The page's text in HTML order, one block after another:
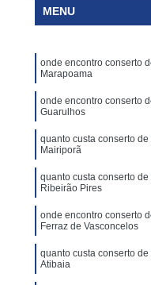
MENU
onde encontro conserto
Marapoama
onde encontro conserto
Guarulhos
quanto custa conserto
Mairiporã
quanto custa conserto
Ribeirão Pires
onde encontro conserto
Ferraz de Vasconcelos
quanto custa conserto
Atibaia